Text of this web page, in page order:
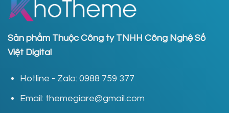
Sản phẩm Thuộc Công ty TNHH Công Nghệ Số
Việt Digital
Hotline - Zalo: 0988 759 377
Email: themegiare@gmail.com